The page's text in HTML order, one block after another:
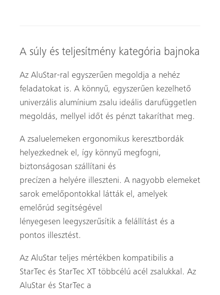
A súly és teljesítmény kategória bajnoka
Az AluStar-ral egyszerűen megoldja a nehéz
feladatokat is. A könnyű, egyszerűen kezelhető
univerzális alumínium zsalu ideális darufüggetlen
megoldás, mellyel időt és pénzt takaríthat meg.
A zsaluelemeken ergonomikus keresztbordák
helyezkednek el, így könnyű megfogni,
biztonságosan szállítani és
precízen a helyére illeszteni. A nagyobb elemeket
sarok emelőpontokkal látták el, amelyek
emelőrúd segítségével
lényegesen leegyszerűsítik a felállítást és a
pontos illesztést.
Az AluStar teljes mértékben kompatibilis a
StarTec és StarTec XT többcélú acél zsalukkal. Az
AluStar és StarTec a